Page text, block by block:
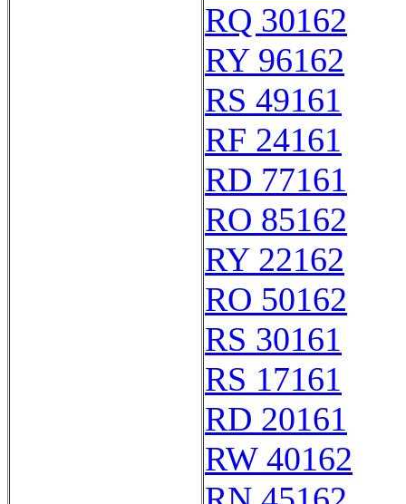
RQ 30162
RY 96162
RS 49161
RF 24161
RD 77161
RO 85162
RY 22162
RO 50162
RS 30161
RS 17161
RD 20161
RW 40162